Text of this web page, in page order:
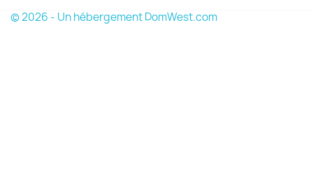
© 2026 - Un hébergement DomWest.com